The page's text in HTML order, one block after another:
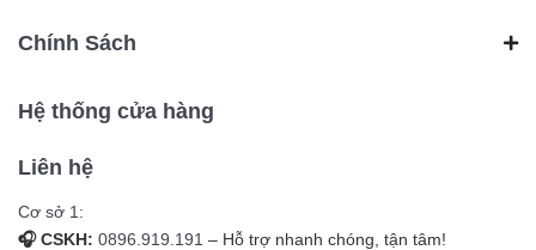
Chính Sách
Hệ thống cửa hàng
Liên hệ
Cơ sở 1:
🎧 CSKH: 0896.919.191 – Hỗ trợ nhanh chóng, tận tâm!